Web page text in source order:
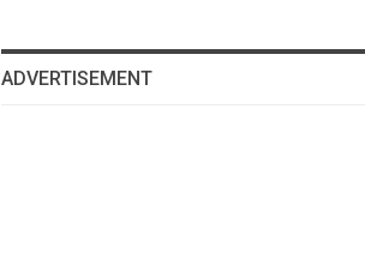
ADVERTISEMENT